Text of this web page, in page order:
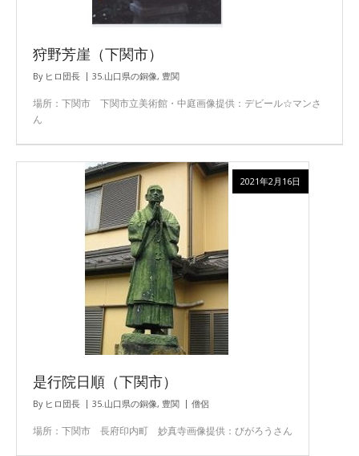
狩野芳崖（下関市）
By ヒロ団長 35.山口県の銅像, 豊関
場所：下関市 下関市立美術館・中庭画像提供：デビール☆マンさ
ん
是行院日順（下関市）
By ヒロ団長 35.山口県の銅像, 豊関 僧侶
場所：下関市 長府印内町 妙真寺画像提供：びがろうさん
2021年2月16日